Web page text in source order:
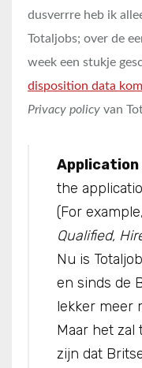
dusverrre heb ik
Totaljobs; over de
week een stukje
disposition data
Privacy policy van
the
(For example,
Qualified,
Nu is
en sinds de
lekker meer
Maar het zal
zijn dat